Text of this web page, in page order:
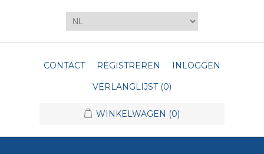
CONTACT REGISTREREN
INLOGGEN
VERLANGLIJST (0)
WINKELWAGEN (0)